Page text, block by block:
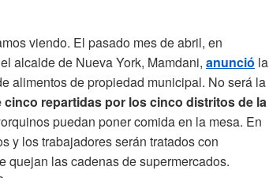
viendo. El pasado mes de abril, en
alcalde de Nueva York, Mamdani, anunció la
alimentos de propiedad municipal. No será la
repartidas por los cinco distritos de la
puedan poner comida en la mesa. En
y los trabajadores serán tratados con
quejan las cadenas de supermercados.